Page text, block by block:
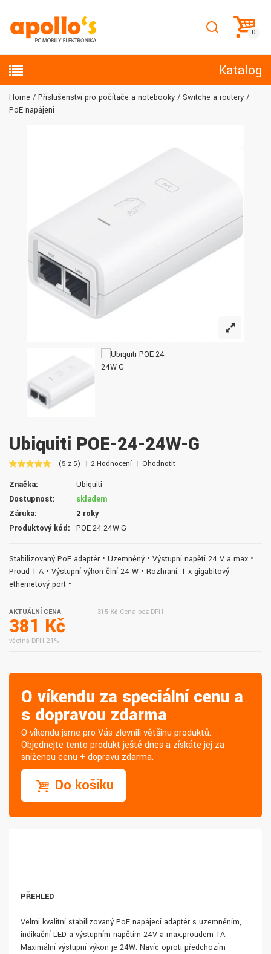
Katalog
Home Příslušenství pro počítače a notebooky
Switche a routery
PoE napájení
Ubiquiti POE-24-24W-G
(5 z 5) 2 Hodnocení Ohodnotit
Značka:
Ubiquiti
Dostupnost:
skladem
Záruka:
2 roky
Produktový kód:
POE-24-24W-G
Stabilizovaný PoE adaptér • Uzemněný • Výstupní napětí 24 V a max •
Proud 1 A • Výstupní výkon činí 24 W • Rozhraní: 1 x gigabitový
ethernetový port •
AKTUÁLNÍ CENA
381 Kč
včetně DPH 21%
315 Kč Cena bez DPH
O víkendu za speciální cenu a
s dopravou zdarma
O víkendu jsme pro Vás zlevnili většinu produktů.
Objednejte tento produkt ještě dnes a získáte jej za
sníženou cenu + dopravu zdarma.
Do košíku
PŘEHLED
Velmi kvalitní stabilizovaný PoE napájecí adaptér s uzemněním,
indikační LED a výstupním napětím 24V a max.proudem 1A.
Maximální výstupní výkon je 24W. Navíc oproti předchozím